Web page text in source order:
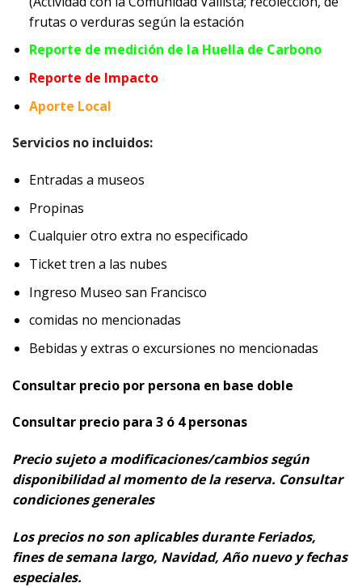
frutas o verduras según la estación
Reporte de medición de la Huella de Carbono
Reporte de Impacto
Aporte Local
Servicios no incluidos:
Entradas a museos
Propinas
Cualquier otro extra no especificado
Ticket tren a las nubes
Ingreso Museo san Francisco
comidas no mencionadas
Bebidas y extras o excursiones no mencionadas
Consultar precio por persona en base doble
Consultar precio para 3 ó 4 personas
Precio sujeto a modificaciones/cambios según
disponibilidad al momento de la reserva. Consultar
condiciones generales
Los precios no son aplicables durante Feriados,
fines de semana largo, Navidad, Año nuevo y fechas
especiales.